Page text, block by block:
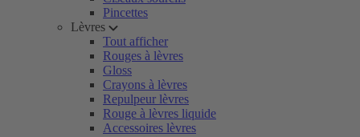
Pincettes
Lèvres
Tout afficher
Rouges à lèvres
Gloss
Crayons à lèvres
Repulpeur lèvres
Rouge à lèvres liquide
Accessoires lèvres